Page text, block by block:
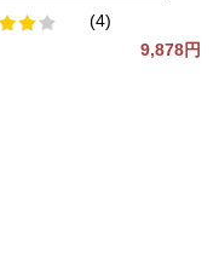
(4)
9,878円